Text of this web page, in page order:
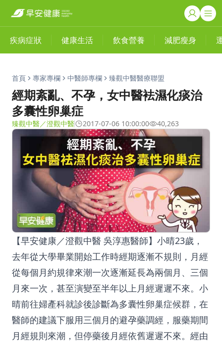
疾病症狀 健康生活 飲食營養 減肥瘦身
首頁 專家專欄 中醫師專欄 臻觀中醫醫療聯盟
經期紊亂、不孕，女中醫袪濕化痰治
多囊性卵巢症
臻觀中醫／澄觀中醫 2017-07-06 10:00:00 40,263
【早安健康／澄觀中醫 吳淳惠醫師】小晴23歲，
去年從大學畢業開始工作時經期逐漸不規則，月經
從每個月約規律來潮一次逐漸延長為兩個月、三個
月來一次，甚至演變至半年以上月經遲遲不來。小
晴前往婦產科就診後診斷為多囊性卵巢症候群，在
醫師的建議下服用三個月的避孕藥調經，服藥期間
月經規則來潮，但停藥後月經依舊遲遲不來。經由